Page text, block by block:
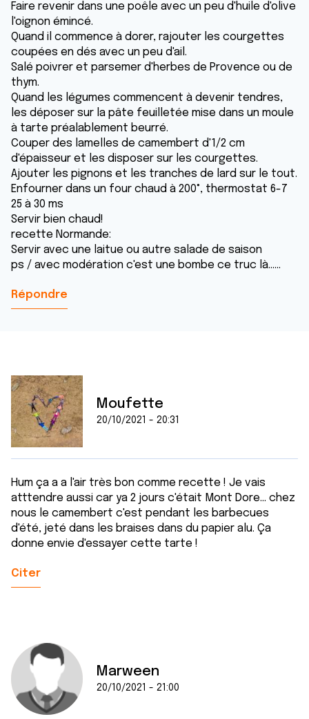
Faire revenir dans une poêle avec un peu d'huile d'olive
l'oignon émincé.
Quand il commence à dorer, rajouter les courgettes
coupées en dés avec un peu d'ail.
Salé poivrer et parsemer d'herbes de Provence ou de
thym.
Quand les légumes commencent à devenir tendres,
les déposer sur la pâte feuilletée mise dans un moule
à tarte préalablement beurré.
Couper des lamelles de camembert d'1/2 cm
d'épaisseur et les disposer sur les courgettes.
Ajouter les pignons et les tranches de lard sur le tout.
Enfourner dans un four chaud à 200°, thermostat 6-7
25 à 30 ms
Servir bien chaud!
recette Normande:
Servir avec une laitue ou autre salade de saison
ps / avec modération c'est une bombe ce truc là......
Répondre
Moufette
20/10/2021 - 20:31
Hum ça a a l'air très bon comme recette ! Je vais
atttendre aussi car ya 2 jours c'était Mont Dore... chez
nous le camembert c'est pendant les barbecues
d'été, jeté dans les braises dans du papier alu. Ça
donne envie d'essayer cette tarte !
Citer
Marween
20/10/2021 - 21:00